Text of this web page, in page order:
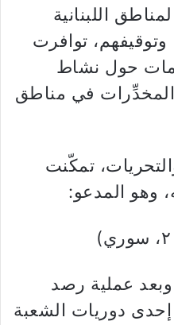
اللبنانية
وتوقيفهم، توافرت
حول نشاط
في مناطق
تمكّنت
وهو المدعو:
بتاريخ 03- 06- 2026 وبعد عملية رصد
إحدى دوريات الشعبة